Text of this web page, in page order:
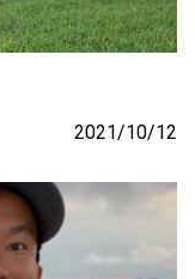
2021/10/12